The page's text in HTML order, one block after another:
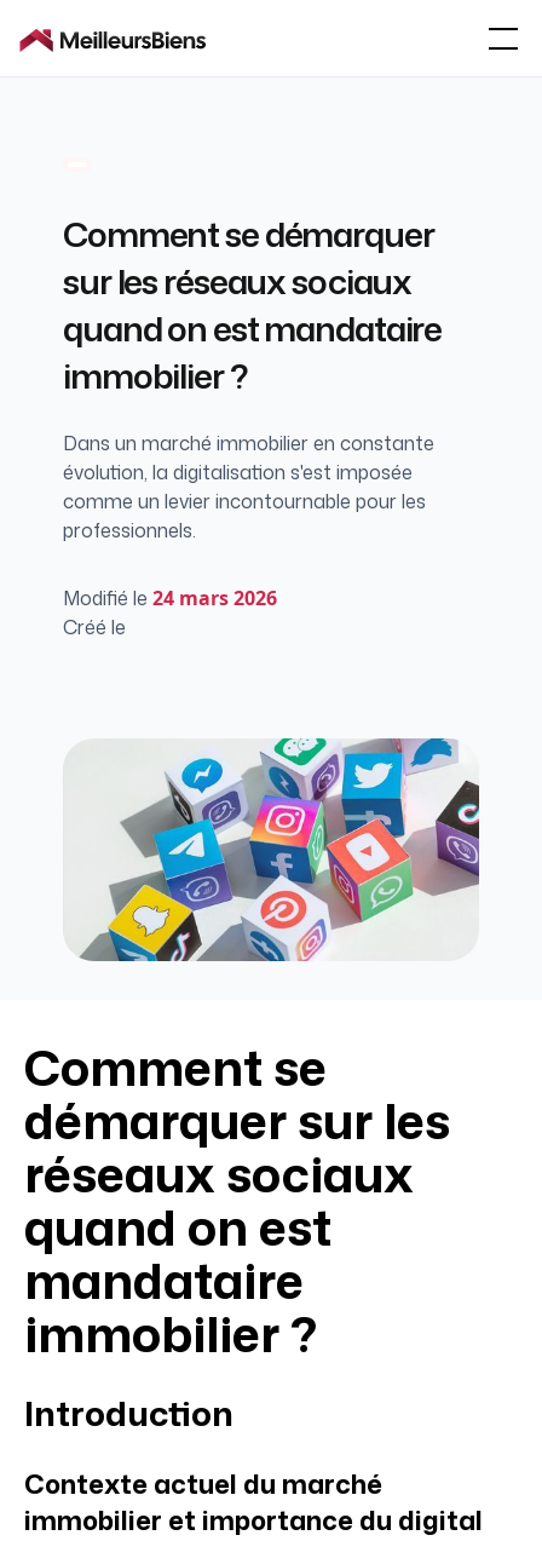
Comment se démarquer
sur les réseaux sociaux
quand on est mandataire
immobilier ?
Dans un marché immobilier en constante
évolution, la digitalisation s'est imposée
comme un levier incontournable pour les
professionnels.
Modifié le 24 mars 2026
Créé le
Comment se
démarquer sur les
réseaux sociaux
quand on est
mandataire
immobilier ?
Introduction
Contexte actuel du marché
immobilier et importance du digital